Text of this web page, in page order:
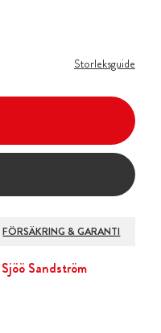
Storleksguide
FÖRSÄKRING & GARANTI
Sjöö Sandström